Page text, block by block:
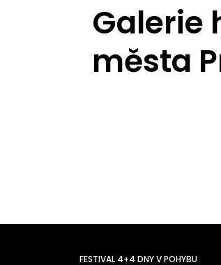
Galerie
města
FESTIVAL 4+4 DNY V POHYBU